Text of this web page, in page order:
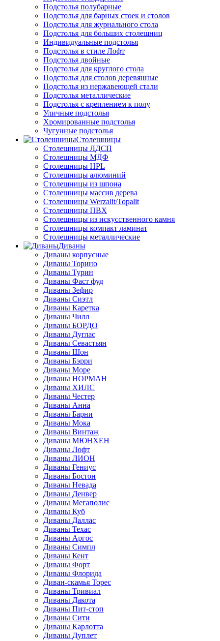
Подстолья полубарные
Подстолья для барных стоек и столов
Подстолья для журнального стола
Подстолья для больших столешниц
Индивидуальные подстолья
Подстолья в стиле Лофт
Подстолья двойные
Подстолья для круглого стола
Подстолья для столов деревянные
Подстолья из нержавеющей стали
Подстолья металлические
Подстолья с креплением к полу
Уличные подстолья
Хромированные подстолья
Чугунные подстолья
Столешницы
Столешницы ЛДСП
Столешницы МДФ
Столешницы HPL
Столешницы алюминий
Столешницы из шпона
Столешницы массив дерева
Столешницы Werzalit/Topalit
Столешницы ПВХ
Столешницы из искусственного камня
Столешницы компакт ламинат
Столешницы металлические
Диваны
Диваны корпусные
Диваны Торино
Диваны Турин
Диваны Фаст фуд
Диваны Зефир
Диваны Сиэтл
Диваны Каретка
Диваны Чилл
Диваны БОРДО
Диваны Дуглас
Диваны Севастьян
Диваны Шон
Диваны Бэрри
Диваны Море
Диваны НОРМАН
Диваны ХИЛС
Диваны Честер
Диваны Анна
Диваны Барни
Диваны Мока
Диваны Винтаж
Диваны МЮНХЕН
Диваны Лофт
Диваны ЛИОН
Диваны Гениус
Диваны Бостон
Диваны Невада
Диваны Денвер
Диваны Мегаполис
Диваны Куб
Диваны Даллас
Диваны Техас
Диваны Аргос
Диваны Симпл
Диваны Кент
Диваны Форт
Диваны Флорида
Диван-скамья Торес
Диваны Тривиал
Диваны Дакота
Диваны Пит-стоп
Диваны Сити
Диваны Карлотта
Диваны Дуплет